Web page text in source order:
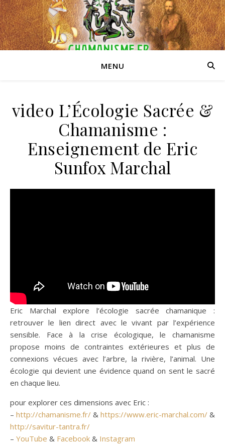
MENU
video L’Écologie Sacrée &
Chamanisme :
Enseignement de Eric
Sunfox Marchal
Eric Marchal explore l’écologie sacrée chamanique :
retrouver le lien direct avec le vivant par l’expérience
sensible. Face à la crise écologique, le chamanisme
propose moins de contraintes extérieures et plus de
connexions vécues avec l’arbre, la rivière, l’animal. Une
écologie qui devient une évidence quand on sent le sacré
en chaque lieu.
pour explorer ces dimensions avec Eric :
– http://chamanisme.fr/ & https://www.eric-marchal.com/ &
http://savitur-tantra.fr/
– YouTube & Facebook & Instagram